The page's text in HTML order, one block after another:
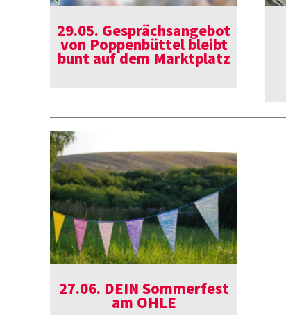
29.05. Gesprächsangebot
von Poppenbüttel bleibt
bunt auf dem Marktplatz
27.06. DEIN Sommerfest
am OHLE